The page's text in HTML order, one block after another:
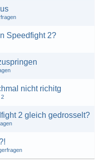
Speedfight 2?
nicht richitg
2
2 gleich gedrosselt?